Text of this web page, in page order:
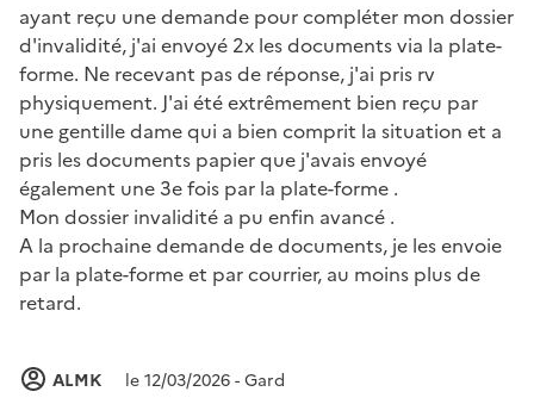
ayant reçu une demande pour compléter mon dossier
d'invalidité, j'ai envoyé 2x les documents via la plate-
forme. Ne recevant pas de réponse, j'ai pris rv
physiquement. J'ai été extrêmement bien reçu par
une gentille dame qui a bien comprit la situation et a
pris les documents papier que j'avais envoyé
également une 3e fois par la plate-forme .
Mon dossier invalidité a pu enfin avancé .
A la prochaine demande de documents, je les envoie
par la plate-forme et par courrier, au moins plus de
retard.
ALMK
le 12/03/2026 - Gard